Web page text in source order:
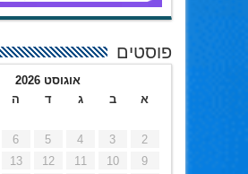
פוסטים
אוגוסט 2026
א
ב ג ד ה
2
3
4
5
6
9
10
11
12
13